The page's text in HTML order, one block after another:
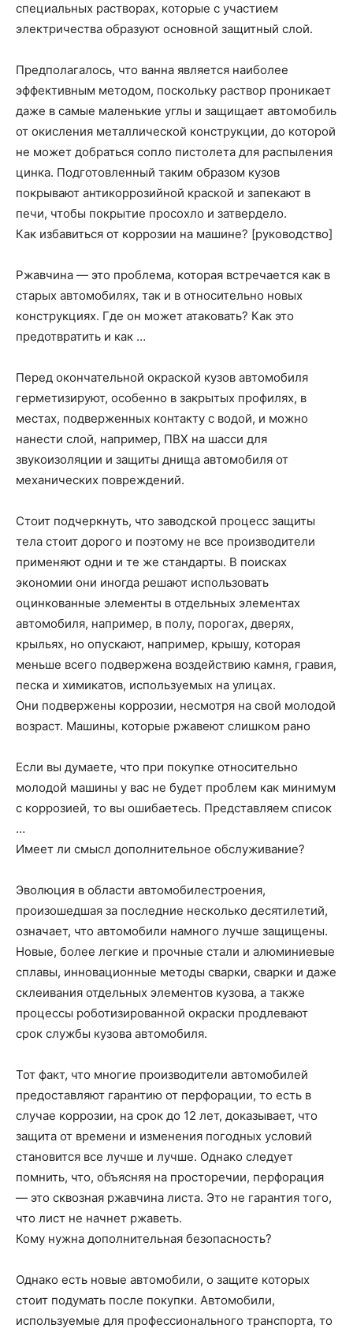
специальных растворах, которые с участием
электричества образуют основной защитный слой.
Предполагалось, что ванна является наиболее
эффективным методом, поскольку раствор проникает
даже в самые маленькие углы и защищает автомобиль
от окисления металлической конструкции, до которой
не может добраться сопло пистолета для распыления
цинка. Подготовленный таким образом кузов
покрывают антикоррозийной краской и запекают в
печи, чтобы покрытие просохло и затвердело.
Как избавиться от коррозии на машине? [руководство]
Ржавчина — это проблема, которая встречается как в
старых автомобилях, так и в относительно новых
конструкциях. Где он может атаковать? Как это
предотвратить и как …
Перед окончательной окраской кузов автомобиля
герметизируют, особенно в закрытых профилях, в
местах, подверженных контакту с водой, и можно
нанести слой, например, ПВХ на шасси для
звукоизоляции и защиты днища автомобиля от
механических повреждений.
Стоит подчеркнуть, что заводской процесс защиты
тела стоит дорого и поэтому не все производители
применяют одни и те же стандарты. В поисках
экономии они иногда решают использовать
оцинкованные элементы в отдельных элементах
автомобиля, например, в полу, порогах, дверях,
крыльях, но опускают, например, крышу, которая
меньше всего подвержена воздействию камня, гравия,
песка и химикатов, используемых на улицах.
Они подвержены коррозии, несмотря на свой молодой
возраст. Машины, которые ржавеют слишком рано
Если вы думаете, что при покупке относительно
молодой машины у вас не будет проблем как минимум
с коррозией, то вы ошибаетесь. Представляем список
…
Имеет ли смысл дополнительное обслуживание?
Эволюция в области автомобилестроения,
произошедшая за последние несколько десятилетий,
означает, что автомобили намного лучше защищены.
Новые, более легкие и прочные стали и алюминиевые
сплавы, инновационные методы сварки, сварки и даже
склеивания отдельных элементов кузова, а также
процессы роботизированной окраски продлевают
срок службы кузова автомобиля.
Тот факт, что многие производители автомобилей
предоставляют гарантию от перфорации, то есть в
случае коррозии, на срок до 12 лет, доказывает, что
защита от времени и изменения погодных условий
становится все лучше и лучше. Однако следует
помнить, что, объясняя на просторечии, перфорация
— это сквозная ржавчина листа. Это не гарантия того,
что лист не начнет ржаветь.
Кому нужна дополнительная безопасность?
Однако есть новые автомобили, о защите которых
стоит подумать после покупки. Автомобили,
используемые для профессионального транспорта, то